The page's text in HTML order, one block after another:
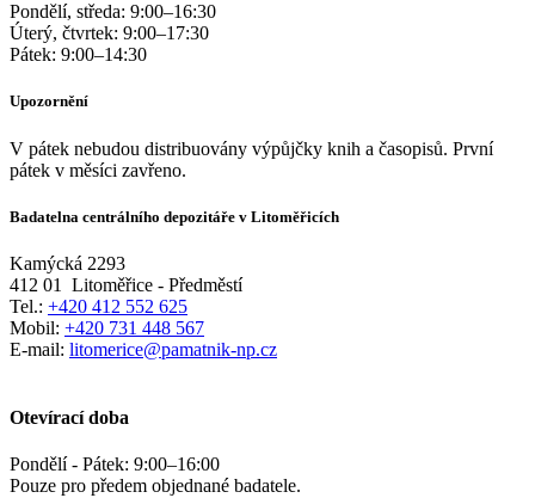
Pondělí, středa: 9:00–16:30
Úterý, čtvrtek: 9:00–17:30
Pátek: 9:00–14:30
Upozornění
V pátek nebudou distribuovány výpůjčky knih a časopisů. První
pátek v měsíci zavřeno.
Badatelna centrálního depozitáře v Litoměřicích
Kamýcká 2293
412 01
Litoměřice - Předměstí
Tel.: +420 412 552 625
Mobil: +420 731 448 567
E-mail: litomerice@pamatnik-np.cz
Otevírací doba
Pondělí - Pátek: 9:00–16:00
Pouze pro předem objednané badatele.